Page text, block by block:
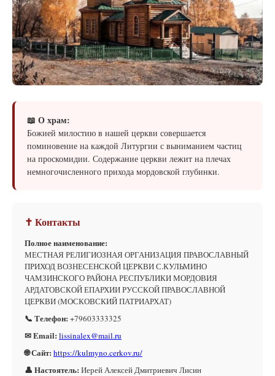
📖 О храм:
Божией милостию в нашей церкви совершается
поминовение на каждой Литургии с выниманием частиц
на проскомидии. Содержание церкви лежит на плечах
немногочисленного прихода мордовской глубинки.
✝ Контакты
Полное наименование:
МЕСТНАЯ РЕЛИГИОЗНАЯ ОРГАНИЗАЦИЯ ПРАВОСЛАВНЫЙ
ПРИХОД ВОЗНЕСЕНСКОЙ ЦЕРКВИ С.КУЛЬМИНО
ЧАМЗИНСКОГО РАЙОНА РЕСПУБЛИКИ МОРДОВИЯ
АРДАТОВСКОЙ ЕПАРХИИ РУССКОЙ ПРАВОСЛАВНОЙ
ЦЕРКВИ (МОСКОВСКИЙ ПАТРИАРХАТ)
📞 Телефон: +79603333325
✉ Email: lissinalex@mail.ru
🌐 Сайт: https://kulmyno.cerkov.ru/
👤 Настоятель: Иерей Алексей Дмитриевич Лисин